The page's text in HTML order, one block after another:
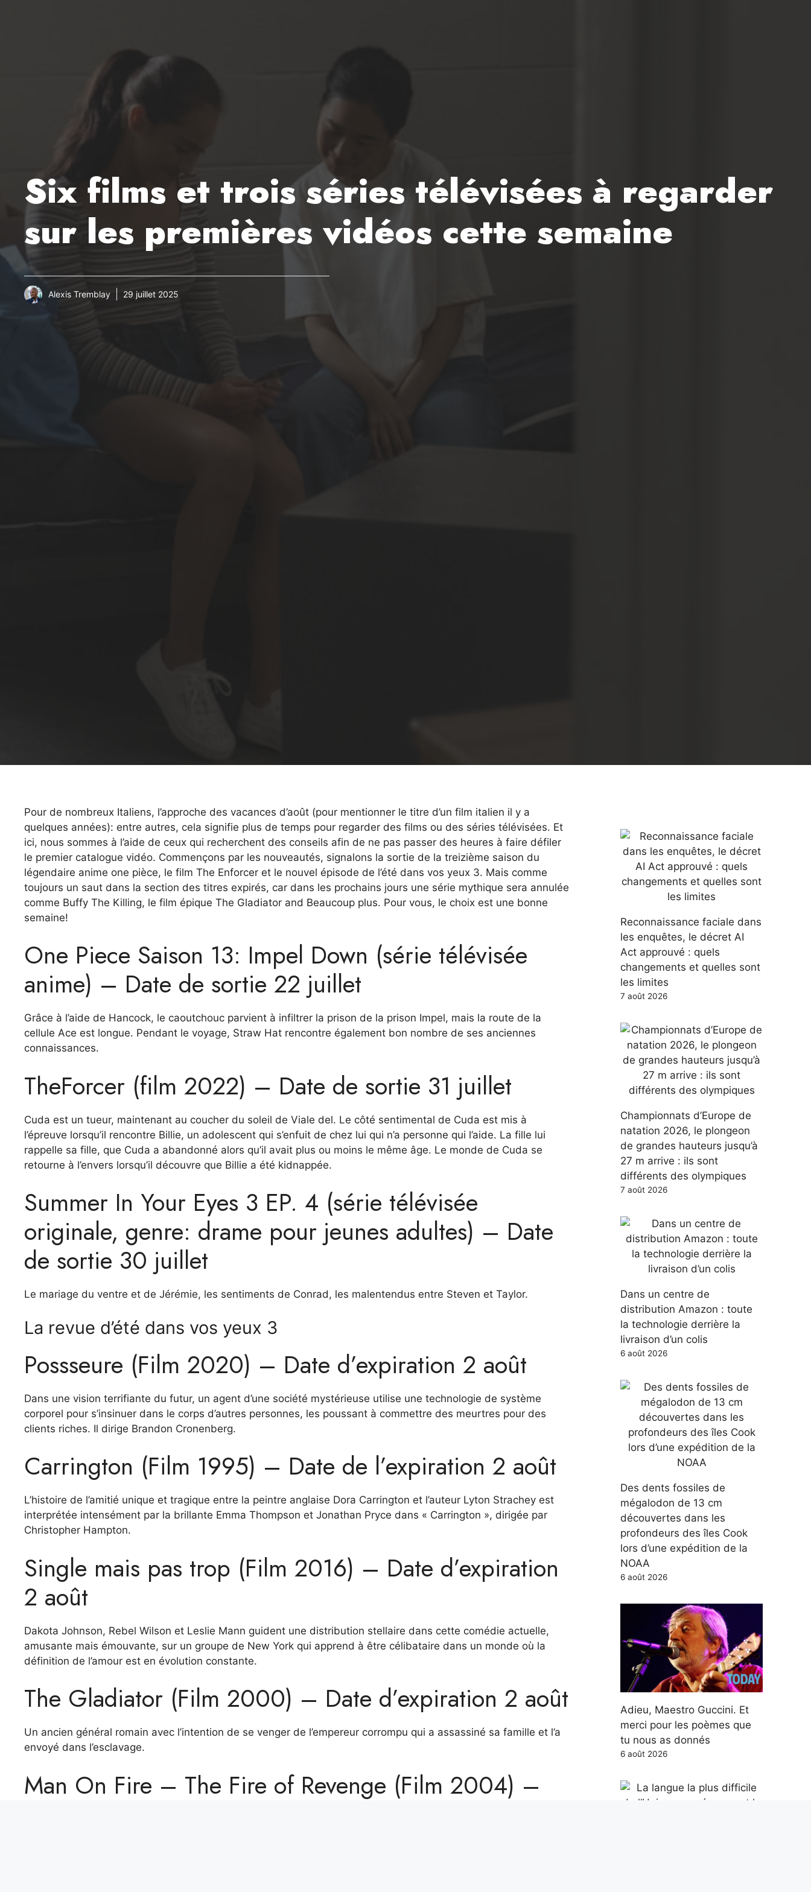
Six films et trois séries télévisées à regarder
sur les premières vidéos cette semaine
Alexis Tremblay 29 juillet 2025
Pour de nombreux Italiens, l’approche des vacances d’août (pour mentionner le titre d’un film italien il y a
quelques années): entre autres, cela signifie plus de temps pour regarder des films ou des séries télévisées. Et
ici, nous sommes à l’aide de ceux qui recherchent des conseils afin de ne pas passer des heures à faire défiler
le premier catalogue vidéo. Commençons par les nouveautés, signalons la sortie de la treizième saison du
légendaire anime one pièce, le film The Enforcer et le nouvel épisode de l’été dans vos yeux 3. Mais comme
toujours un saut dans la section des titres expirés, car dans les prochains jours une série mythique sera annulée
comme Buffy The Killing, le film épique The Gladiator and Beaucoup plus. Pour vous, le choix est une bonne
semaine!
One Piece Saison 13: Impel Down (série télévisée
anime) – Date de sortie 22 juillet
Grâce à l’aide de Hancock, le caoutchouc parvient à infiltrer la prison de la prison Impel, mais la route de la
cellule Ace est longue. Pendant le voyage, Straw Hat rencontre également bon nombre de ses anciennes
connaissances.
TheForcer (film 2022) – Date de sortie 31 juillet
Cuda est un tueur, maintenant au coucher du soleil de Viale del. Le côté sentimental de Cuda est mis à
l’épreuve lorsqu’il rencontre Billie, un adolescent qui s’enfuit de chez lui qui n’a personne qui l’aide. La fille lui
rappelle sa fille, que Cuda a abandonné alors qu’il avait plus ou moins le même âge. Le monde de Cuda se
retourne à l’envers lorsqu’il découvre que Billie a été kidnappée.
Summer In Your Eyes 3 EP. 4 (série télévisée
originale, genre: drame pour jeunes adultes) – Date
de sortie 30 juillet
Le mariage du ventre et de Jérémie, les sentiments de Conrad, les malentendus entre Steven et Taylor.
La revue d’été dans vos yeux 3
Possseure (Film 2020) – Date d’expiration 2 août
Dans une vision terrifiante du futur, un agent d’une société mystérieuse utilise une technologie de système
corporel pour s’insinuer dans le corps d’autres personnes, les poussant à commettre des meurtres pour des
clients riches. Il dirige Brandon Cronenberg.
Carrington (Film 1995) – Date de l’expiration 2 août
L’histoire de l’amitié unique et tragique entre la peintre anglaise Dora Carrington et l’auteur Lyton Strachey est
interprétée intensément par la brillante Emma Thompson et Jonathan Pryce dans « Carrington », dirigée par
Christopher Hampton.
Single mais pas trop (Film 2016) – Date d’expiration
2 août
Dakota Johnson, Rebel Wilson et Leslie Mann guident une distribution stellaire dans cette comédie actuelle,
amusante mais émouvante, sur un groupe de New York qui apprend à être célibataire dans un monde où la
définition de l’amour est en évolution constante.
The Gladiator (Film 2000) – Date d’expiration 2 août
Un ancien général romain avec l’intention de se venger de l’empereur corrompu qui a assassiné sa famille et l’a
envoyé dans l’esclavage.
Man On Fire – The Fire of Revenge (Film 2004) –
Reconnaissance faciale dans
les enquêtes, le décret AI
Act approuvé : quels
changements et quelles sont
les limites
7 août 2026
Championnats d’Europe de
natation 2026, le plongeon
de grandes hauteurs jusqu’à
27 m arrive : ils sont
différents des olympiques
7 août 2026
Dans un centre de
distribution Amazon : toute
la technologie derrière la
livraison d’un colis
6 août 2026
Des dents fossiles de
mégalodon de 13 cm
découvertes dans les
profondeurs des îles Cook
lors d’une expédition de la
NOAA
6 août 2026
Adieu, Maestro Guccini. Et
merci pour les poèmes que
tu nous as donnés
6 août 2026